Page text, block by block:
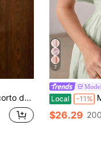
bohemio para vacaciones de verano en la playa
7
Local -11%
$26.29